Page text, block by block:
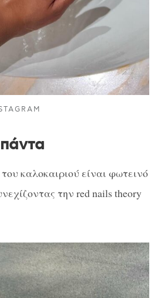
του καλοκαιριού είναι φωτεινό
την red nails theory